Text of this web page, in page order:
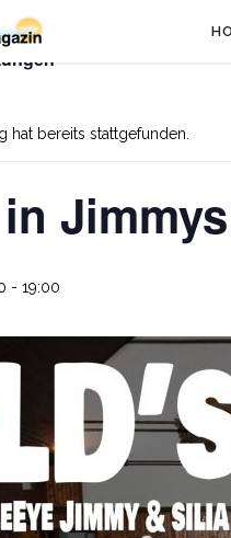
hat bereits stattgefunden.
- 19:00